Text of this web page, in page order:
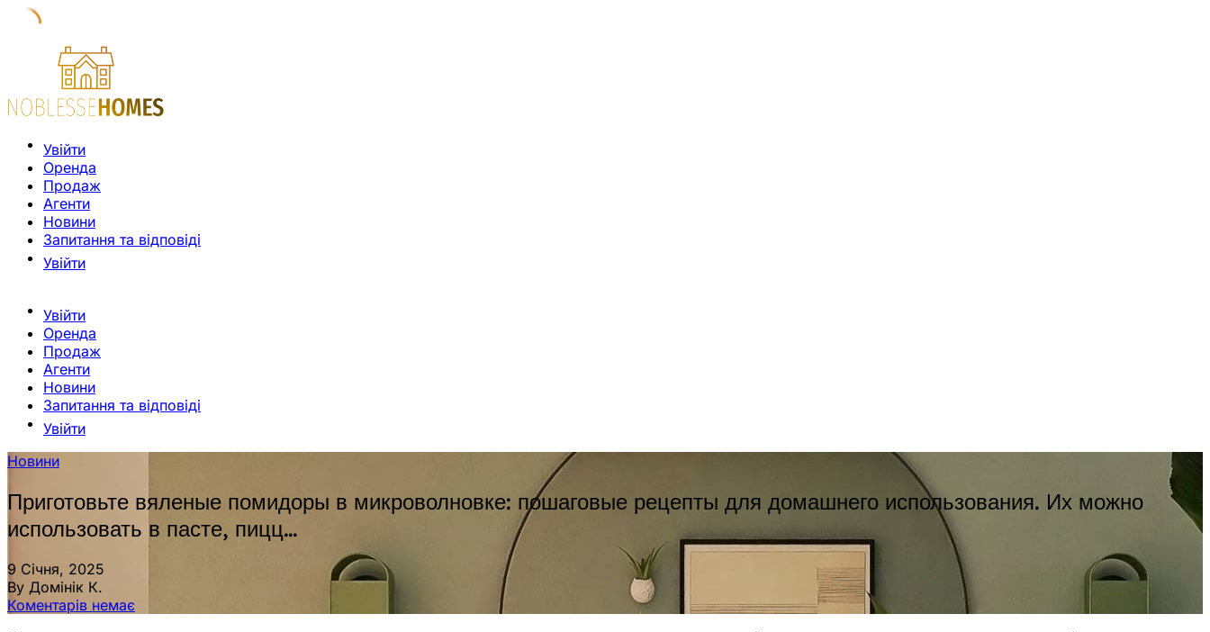
Увійти
Оренда
Продаж
Агенти
Новини
Запитання та відповіді
Увійти
Увійти
Оренда
Продаж
Агенти
Новини
Запитання та відповіді
Увійти
Новини
Приготовьте вяленые помидоры в микроволновке: пошаговые рецепты для домашнего использования. Их можно
использовать в пасте, пицц…
9 Січня, 2025
By Домінік К.
Коментарів немає